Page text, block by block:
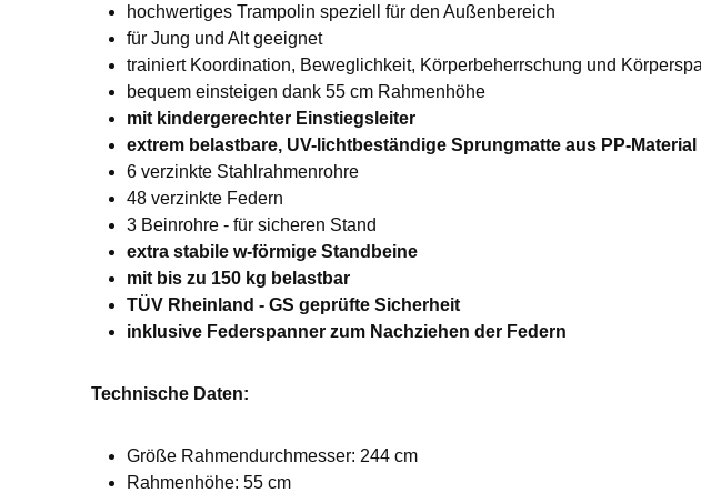
hochwertiges Trampolin speziell für den Außenbereich
für Jung und Alt geeignet
trainiert Koordination, Beweglichkeit, Körperbeherrschung und
bequem einsteigen dank 55 cm Rahmenhöhe
mit kindergerechter Einstiegsleiter
extrem belastbare, UV-lichtbeständige Sprungmatte aus PP-Material
6 verzinkte Stahlrahmenrohre
48 verzinkte Federn
3 Beinrohre - für sicheren Stand
extra stabile w-förmige Standbeine
mit bis zu 150 kg belastbar
TÜV Rheinland - GS geprüfte Sicherheit
inklusive Federspanner zum Nachziehen der Federn
Technische Daten:
Größe Rahmendurchmesser: 244 cm
Rahmenhöhe: 55 cm